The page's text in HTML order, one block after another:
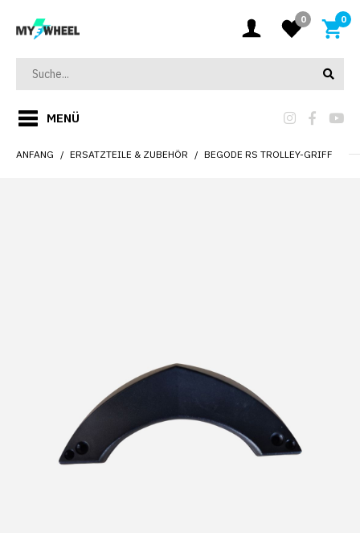
0 0
MENÜ
ANFANG ERSATZTEILE & ZUBEHÖR BEGODE RS TROLLEY-GRIFF